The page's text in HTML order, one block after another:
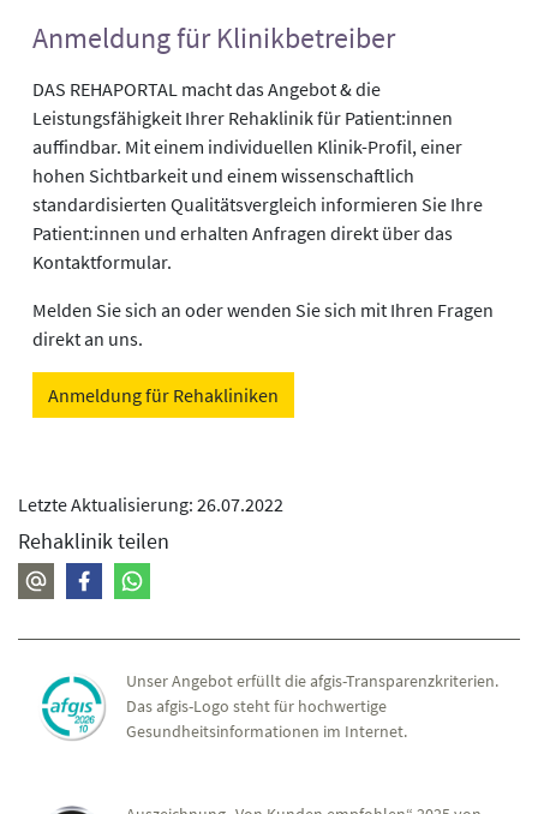
Anmeldung für Klinikbetreiber
DAS REHAPORTAL macht das Angebot & die
Leistungsfähigkeit Ihrer Rehaklinik für Patient:innen
auffindbar. Mit einem individuellen Klinik-Profil, einer
hohen Sichtbarkeit und einem wissenschaftlich
standardisierten Qualitätsvergleich informieren Sie Ihre
Patient:innen und erhalten Anfragen direkt über das
Kontaktformular.
Melden Sie sich an oder wenden Sie sich mit Ihren Fragen
direkt an uns.
Anmeldung für Rehakliniken
Letzte Aktualisierung: 26.07.2022
Rehaklinik teilen
Unser Angebot erfüllt die afgis-Transparenzkriterien.
Das afgis-Logo steht für hochwertige
Gesundheitsinformationen im Internet.